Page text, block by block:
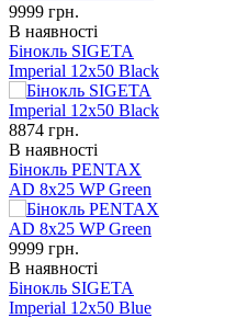
9999 грн.
В наявності
Бінокль SIGETA
Imperial 12x50 Black
8874 грн.
В наявності
Бінокль PENTAX
AD 8x25 WP Green
9999 грн.
В наявності
Бінокль SIGETA
Imperial 12x50 Blue